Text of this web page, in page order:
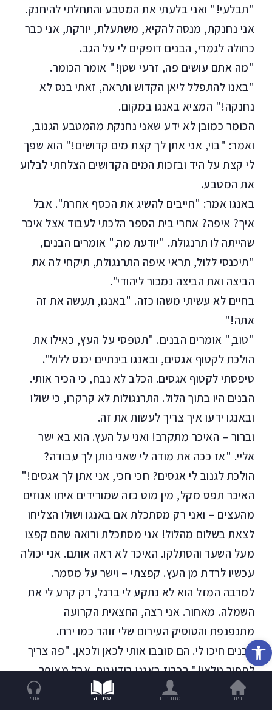
פתח סרגל נגישות
"תבלעי!" ואני בלעתי את המטבע והתחלתי להיחנק.
אני נחנקת, מנסה להקיא, משתעלת, יורקת, אני כבר
כחולה לגמרי, הבנים דופקים לי על הגב.
"מה אתם עושים פה, זרעי שטן!" אומר הכומר.
"באנו להתפלל ליאן הקדוש ותראה, זאתי בנס לא
נחנקה!" המציא באנגו במקום.
הכומר כמובן לא ידע שאני נחנקת מהמטבע הגנוב,
ואמר: "בּוֹי, אני אתן לך קצת מים קדושים!" הוא שפך
לי קצת על היד ובזכות המים הקדושים הצלחתי לבלוע
את המטבע.
באנגו אמר: "חייבים להשיג את הכסף אחרת". אבל
איך? איפה? אחרי בית הספר הלכתי לעבוד אצל איכר
שהייתה לו תרנגולת. "יודעת מה," אומרים הבנים,
"תיכנסי ללול, תראי איפה התרנגולת, תיקחי לה את
הביצה ואת הביצה נמכור ליהודי".
בחיים לא עשיתי משהו כזה. "באנגו, תעשה את זה
אתה!"
"טוב," אומרים הבנים. "תטפסי על העץ, כאילו את
הולכת לקטוף אגסים, ובאנגו בינתיים יכנס ללול".
טיפסתי לקטוף אגסים. הכלב לא נבח, כי הכיר אותי.
הבנים היו בתוך הלול. התרנגולות לא קרקרו, כי שולו
ובאנגו ידעו איך צריך לעשות את זה.
וברור – האיכר מתקרב! ואני על העץ. הוא בא ישר
אליי. "אז ככה את מודה לי שאני נותן לך עבודה?
הולכת לגנוב לי אגסים? חכי חכי, אני אתן לך אגסים!"
האיכר תפס מקל, מין מוט כזה שמורידים איתו אגוזים
מהעצים – ואני רק מסתכלת אם באנגו ושולו הצליחו
לצאת בשלום מהלול! אני מסתכלת ורואה שהם קפצו
מעל השער והסתלקו. האיכר לא ראה אותם. אני יכולה
עכשיו לרדת מן העץ. קפצתי – וישר על מסמר.
למרבה המזל הוא לא נתקע לי ברגל, רק קרע לי את
השמלה. מאחור. אני רצה, החצאית הקרועה
מתנפנפת והטוסיק העירום שלי זוהר כמו ירח.
הבנים חיכו לי. הם סובבו אותי לכאן ולכאן. "פה צריך
לתפור טלאי!" הכריז באנגו בידענות. אבל מאיפה
ניקח עכשיו טלאי?
בית מחברים ספרייה אודיו